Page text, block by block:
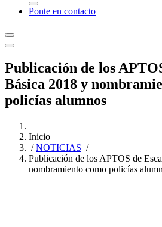
Ponte en contacto
Publicación de los
Básica 2018 y
policías alumnos
Inicio
/NOTICIAS /
Publicación de los APTOS de
nombramiento como policías